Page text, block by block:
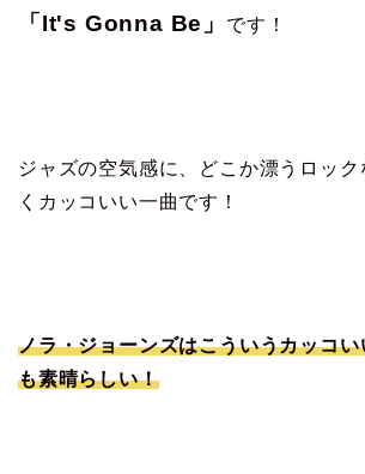
「It's Gonna Be」 です！
ジャズの空気感に、どこか漂うロッ
くカッコいい一曲です！
ノラ・ジョーンズはこういうカッコ
も素晴らしい！